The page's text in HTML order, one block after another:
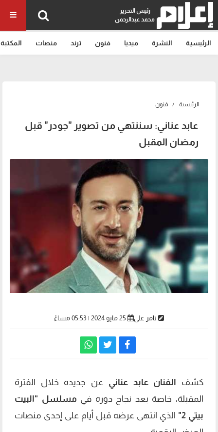
رئيس التحرير
محمد عبدالرحمن
الرئيسية النشرة ميديا فنون ترند منصات المكتبة
الرئيسية فنون
عابد عناني: سننتهي من تصوير "جودر" قبل
رمضان المقبل
تامر علي
كشف الفنان عابد عناني عن جديده خلال الفترة
المقبلة، خاصة بعد نجاح دوره في مسلسل "البيت
بيتي 2"
الذي انتهى عرضه قبل أيام على إحدى منصات